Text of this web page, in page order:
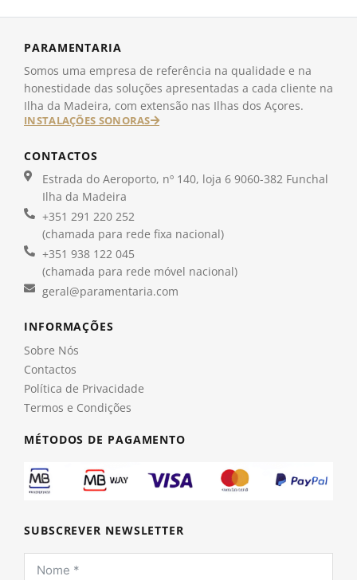
PARAMENTARIA
Somos uma empresa de referência na qualidade e na
honestidade das soluções apresentadas a cada cliente na
Ilha da Madeira, com extensão nas Ilhas dos Açores.
INSTALAÇÕES SONORAS
CONTACTOS
Estrada do Aeroporto, nº 140, loja 6 9060-382 Funchal
Ilha da Madeira
+351 291 220 252
(chamada para rede fixa nacional)
+351 938 122 045
(chamada para rede móvel nacional)
geral@paramentaria.com
INFORMAÇÕES
Sobre Nós
Contactos
Política de Privacidade
Termos e Condições
MÉTODOS DE PAGAMENTO
SUBSCREVER NEWSLETTER